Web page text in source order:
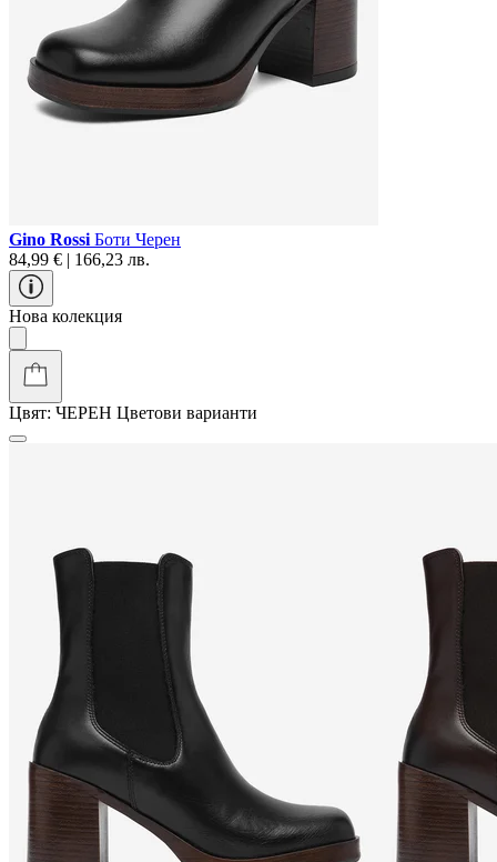
Gino Rossi Боти Черен
84,99 € | 166,23 лв.
Нова колекция
Цвят: ЧЕРЕН Цветови варианти